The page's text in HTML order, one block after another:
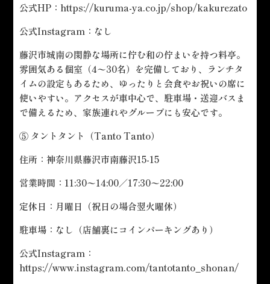
公式HP： https://kuruma-ya.co.jp/shop/kakurezato
公式Instagram：なし
藤沢市城南の閑静な場所に佇む和の佇まいを持つ料亭。
雰囲気ある個室（4〜30名）を完備しており、ランチタ
イムの設定もあるため、ゆったりと会食やお祝いの席に
使いやすい。アクセスが車中心で、駐車場・送迎バスま
で備えるため、家族連れやグループにも安心です。
⑤ タントタント（Tanto Tanto）
住所：神奈川県藤沢市南藤沢15-15
営業時間：11:30〜14:00／17:30〜22:00
定休日：月曜日（祝日の場合翌火曜休）
駐車場：なし（店舗裏にコインパーキングあり）
公式Instagram：
https://www.instagram.com/tantotanto_shonan/